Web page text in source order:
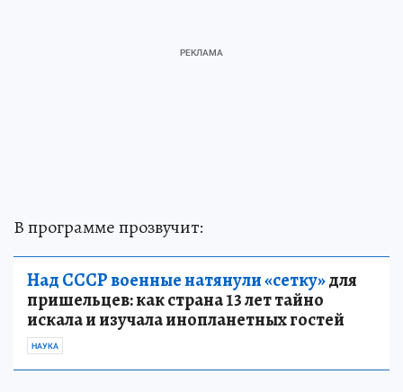
В программе прозвучит:
Над СССР военные натянули «сетку»для
пришельцев: как страна 13 лет тайно
искала и изучала инопланетных гостей
НАУКА